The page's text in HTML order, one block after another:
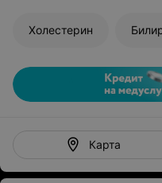
Холестерин
Карта